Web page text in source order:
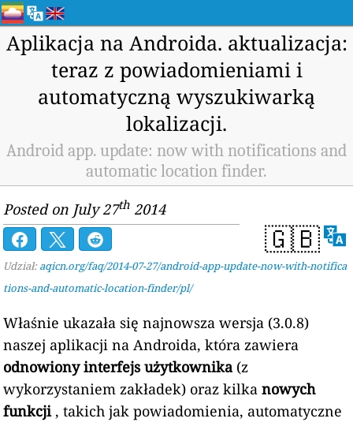
Aplikacja na Androida. aktualizacja:
teraz z powiadomieniami i
automatyczną wyszukiwarką
lokalizacji.
Android app. update: now with notifications and
automatic location finder.
Posted on July 27th 2014
🇬🇧
Udział: aqicn.org/faq/2014-07-27/android-app-update-now-with-notifica
tions-and-automatic-location-finder/pl/
Właśnie ukazała się najnowsza wersja (3.0.8)
naszej aplikacji na Androida, która zawiera
odnowiony interfejs użytkownika(z
wykorzystaniem zakładek) oraz kilkanowych
funkcji, takich jak powiadomienia, automatyczne